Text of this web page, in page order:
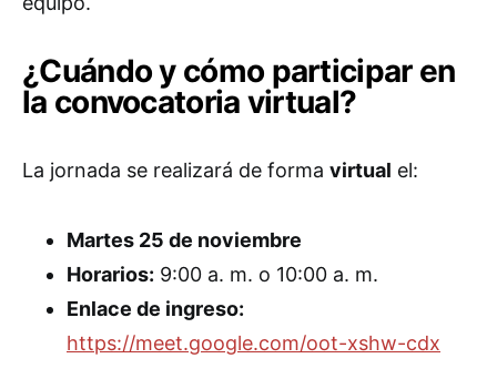
¿Cuándo y cómo participar en
la convocatoria virtual?
La jornada se realizará de forma virtual el:
Martes 25 de noviembre
Horarios: 9:00 a. m. o 10:00 a. m.
Enlace de ingreso:
https://meet.google.com/oot-xshw-cdx